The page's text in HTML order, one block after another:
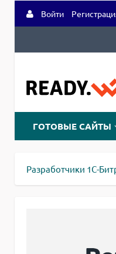
Войти
ГОТОВЫЕ САЙТЫ
Разработчики 1С-